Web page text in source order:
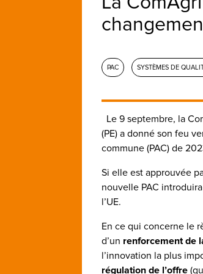
PAC SYSTÈMES DE
Le 9 septembre, la
(PE) a donné son feu
commune (PAC) de
Si elle est approuvée
nouvelle PAC
l’UE.
En ce qui concerne le
d’un renforcement de
l’innovation la plus
régulation de l’offre